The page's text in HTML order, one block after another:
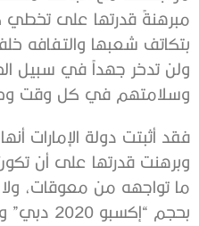
مبرهنةً قدرتها على تخطي
بتكاتف شعبها والتفافه
ولن تدخر جهداً في سبيل
وسلامتهم في كل وقت
فقد أثبتت دولة الإمارات
وبرهنت قدرتها على أن
ما تواجهه من معوقات،
بحجم